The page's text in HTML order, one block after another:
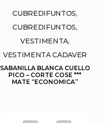
CUBREDIFUNTOS,
CUBREDIFUNTOS,
VESTIMENTA,
VESTIMENTA CADAVER
SABANILLA BLANCA CUELLO
PICO – CORTE COSE ***
MATE “ECONOMICA”